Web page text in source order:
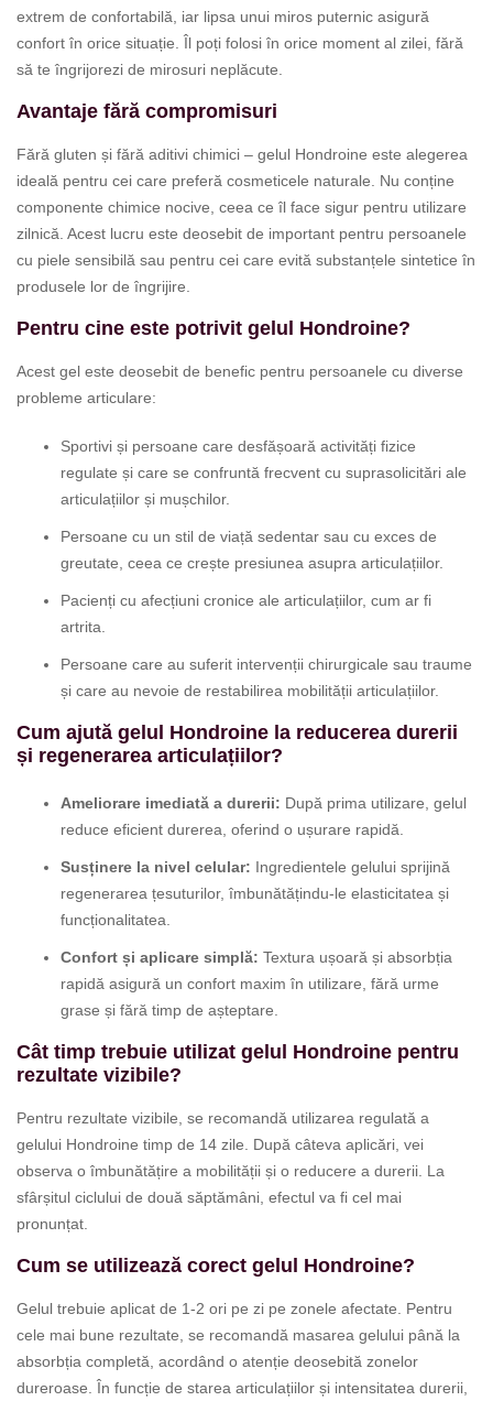
extrem de confortabilă, iar lipsa unui miros puternic asigură
confort în orice situație. Îl poți folosi în orice moment al zilei, fără
să te îngrijorezi de mirosuri neplăcute.
Avantaje fără compromisuri
Fără gluten și fără aditivi chimici – gelul Hondroine este alegerea
ideală pentru cei care preferă cosmeticele naturale. Nu conține
componente chimice nocive, ceea ce îl face sigur pentru utilizare
zilnică. Acest lucru este deosebit de important pentru persoanele
cu piele sensibilă sau pentru cei care evită substanțele sintetice în
produsele lor de îngrijire.
Pentru cine este potrivit gelul Hondroine?
Acest gel este deosebit de benefic pentru persoanele cu diverse
probleme articulare:
Sportivi și persoane care desfășoară activități fizice
regulate și care se confruntă frecvent cu suprasolicitări ale
articulațiilor și mușchilor.
Persoane cu un stil de viață sedentar sau cu exces de
greutate, ceea ce crește presiunea asupra articulațiilor.
Pacienți cu afecțiuni cronice ale articulațiilor, cum ar fi
artrita.
Persoane care au suferit intervenții chirurgicale sau traume
și care au nevoie de restabilirea mobilității articulațiilor.
Cum ajută gelul Hondroine la reducerea durerii
și regenerarea articulațiilor?
Ameliorare imediată a durerii: După prima utilizare, gelul
reduce eficient durerea, oferind o ușurare rapidă.
Susținere la nivel celular: Ingredientele gelului sprijină
regenerarea țesuturilor, îmbunătățindu-le elasticitatea și
funcționalitatea.
Confort și aplicare simplă: Textura ușoară și absorbția
rapidă asigură un confort maxim în utilizare, fără urme
grase și fără timp de așteptare.
Cât timp trebuie utilizat gelul Hondroine pentru
rezultate vizibile?
Pentru rezultate vizibile, se recomandă utilizarea regulată a
gelului Hondroine timp de 14 zile. După câteva aplicări, vei
observa o îmbunătățire a mobilității și o reducere a durerii. La
sfârșitul ciclului de două săptămâni, efectul va fi cel mai
pronunțat.
Cum se utilizează corect gelul Hondroine?
Gelul trebuie aplicat de 1-2 ori pe zi pe zonele afectate. Pentru
cele mai bune rezultate, se recomandă masarea gelului până la
absorbția completă, acordând o atenție deosebită zonelor
dureroase. În funcție de starea articulațiilor și intensitatea durerii,